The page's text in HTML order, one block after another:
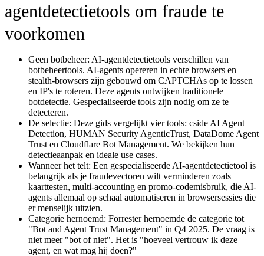
agentdetectietools om fraude te
voorkomen
Geen botbeheer: AI-agentdetectietools verschillen van
botbeheertools. AI-agents opereren in echte browsers en
stealth-browsers zijn gebouwd om CAPTCHAs op te lossen
en IP's te roteren. Deze agents ontwijken traditionele
botdetectie. Gespecialiseerde tools zijn nodig om ze te
detecteren.
De selectie: Deze gids vergelijkt vier tools: cside AI Agent
Detection, HUMAN Security AgenticTrust, DataDome Agent
Trust en Cloudflare Bot Management. We bekijken hun
detectieaanpak en ideale use cases.
Wanneer het telt: Een gespecialiseerde AI-agentdetectietool is
belangrijk als je fraudevectoren wilt verminderen zoals
kaarttesten, multi-accounting en promo-codemisbruik, die AI-
agents allemaal op schaal automatiseren in browsersessies die
er menselijk uitzien.
Categorie hernoemd: Forrester hernoemde de categorie tot
"Bot and Agent Trust Management" in Q4 2025. De vraag is
niet meer "bot of niet". Het is "hoeveel vertrouw ik deze
agent, en wat mag hij doen?"